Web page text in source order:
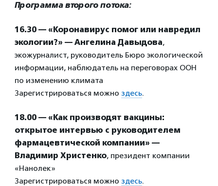
Программа второго потока:
16.30 — «Коронавирус помог или навредил
экологии?» — Ангелина Давыдова,
экожурналист, руководитель Бюро экологической
информации, наблюдатель на переговорах ООН
по изменению климата
Зарегистрироваться можно здесь.
18.00 — «Как производят вакцины:
открытое интервью с руководителем
фармацевтической компании» —
Владимир Христенко, президент компании
«Нанолек»
Зарегистрироваться можно здесь.